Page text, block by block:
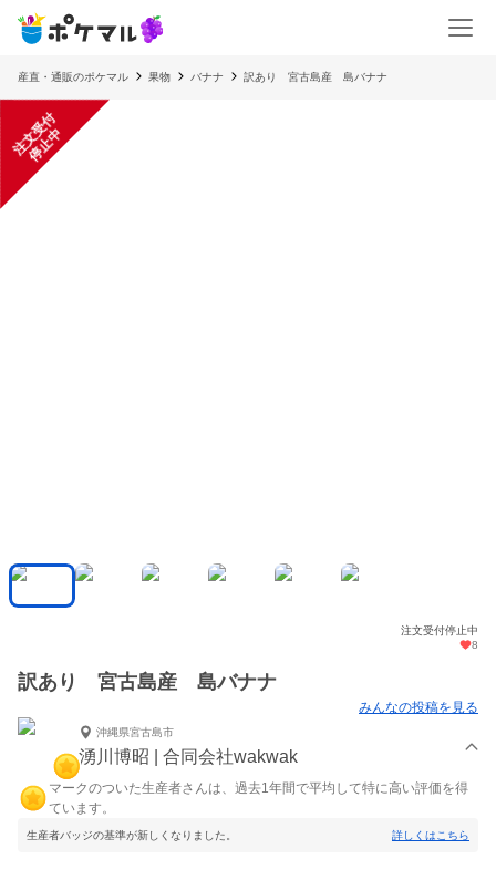
産直・通販のポケマル 果物 バナナ 訳あり 宮古島産 島バナナ
注
文
受
付
停
止
中
注文受付停止中
8
訳あり 宮古島産 島バナナ
みんなの投稿を見る
沖縄県宮古島市
湧川博昭 | 合同会社wakwak
マークのついた生産者さんは、過去1年間で平均して特に高い評価を得
ています。
生産者バッジの基準が新しくなりました。 詳しくはこちら